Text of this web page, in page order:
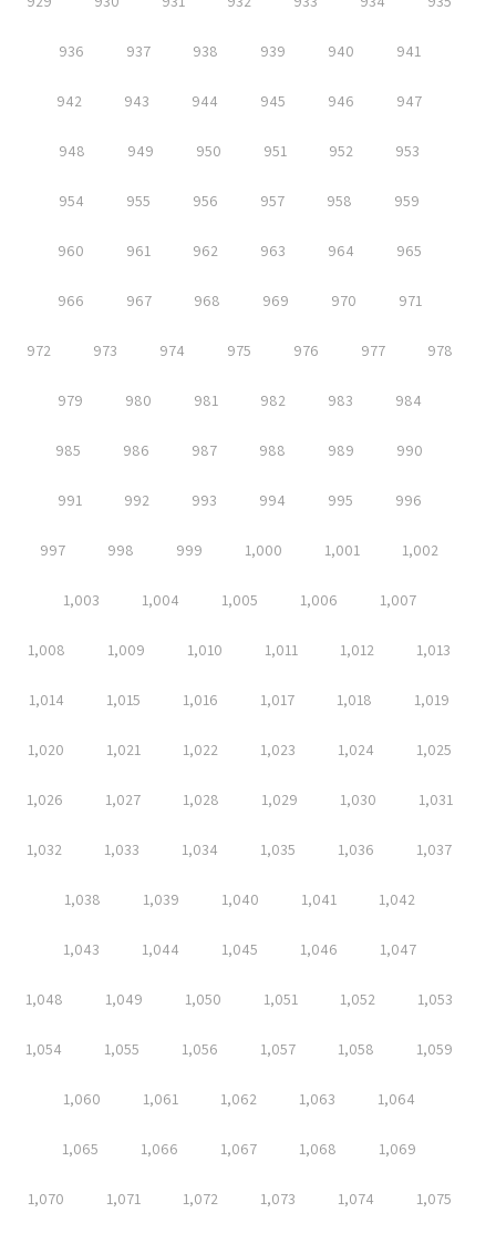
936 937 938 939 940 941
942 943 944 945 946 947
948 949 950 951 952 953
954 955 956 957 958 959
960 961 962 963 964 965
966 967 968 969 970 971
972 973 974 975 976 977 978
979 980 981 982 983 984
985 986 987 988 989 990
991 992 993 994 995 996
997 998 999 1,000 1,001 1,002
1,003 1,004 1,005 1,006 1,007
1,008 1,009 1,010 1,011 1,012 1,013
1,014 1,015 1,016 1,017 1,018 1,019
1,020 1,021 1,022 1,023 1,024 1,025
1,026 1,027 1,028 1,029 1,030 1,031
1,032 1,033 1,034 1,035 1,036 1,037
1,038 1,039 1,040 1,041 1,042
1,043 1,044 1,045 1,046 1,047
1,048 1,049 1,050 1,051 1,052 1,053
1,054 1,055 1,056 1,057 1,058 1,059
1,060 1,061 1,062 1,063 1,064
1,065 1,066 1,067 1,068 1,069
1,070 1,071 1,072 1,073 1,074 1,075